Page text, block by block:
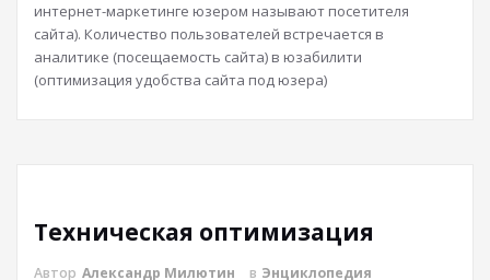
интернет-маркетинге юзером называют посетителя
сайта). Количество пользователей встречается в
аналитике (посещаемость сайта) в юзабилити
(оптимизация удобства сайта под юзера)
Техническая оптимизация
Автор Александр Милютин в Энциклопедия